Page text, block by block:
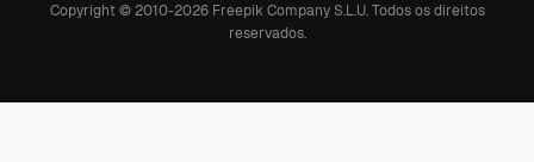
Copyright © 2010-2026Freepik Company S.L.U. Todos os direitos
reservados.